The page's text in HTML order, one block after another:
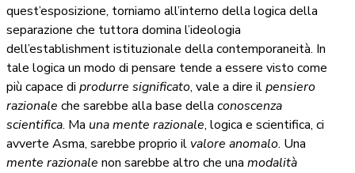
quest’esposizione, torniamo all’interno della logica della
separazione che tuttora domina l’ideologia
dell’establishment istituzionale della contemporaneità. In
tale logica un modo di pensare tende a essere visto come
più capace di produrre significato, vale a dire ilpensiero
razionale che sarebbe alla base della conoscenza
scientifica. Ma unamente razionale, logica e scientifica, ci
avverte Asma, sarebbe proprio il valore anomalo. Una
mente razionale non sarebbe altro che una modalità